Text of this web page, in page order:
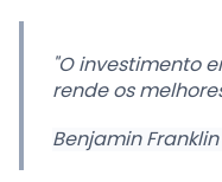
"O investimento
rende os
Benjamin Franklin